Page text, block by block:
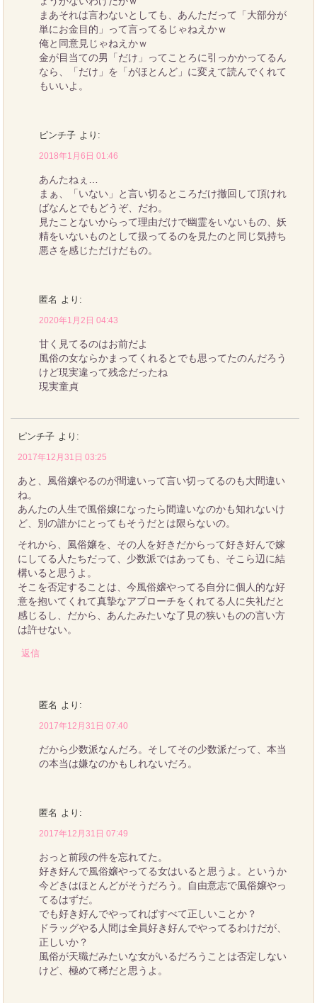
まあそれは言わないとしても、あんただって「大部分が
単にお金目的」って言ってるじゃねえかｗ
俺と同意見じゃねえかｗ
金が目当ての男「だけ」ってことろに引っかかってるん
なら、「だけ」を「がほとんど」に変えて読んでくれて
もいいよ。
ピンチ子 より:
2018年1月6日 01:46
あんたねぇ…
まぁ、「いない」と言い切るところだけ撤回して頂けれ
ばなんとでもどうぞ、だわ。
見たことないからって理由だけで幽霊をいないもの、妖
精をいないものとして扱ってるのを見たのと同じ気持ち
悪さを感じただけだもの。
匿名 より:
2020年1月2日 04:43
甘く見てるのはお前だよ
風俗の女ならかまってくれるとでも思ってたのんだろう
けど現実違って残念だったね
現実童貞
ピンチ子 より:
2017年12月31日 03:25
あと、風俗嬢やるのが間違いって言い切ってるのも大間違い
ね。
あんたの人生で風俗嬢になったら間違いなのかも知れないけ
ど、別の誰かにとってもそうだとは限らないの。
それから、風俗嬢を、その人を好きだからって好き好んで嫁
にしてる人たちだって、少数派ではあっても、そこら辺に結
構いると思うよ。
そこを否定することは、今風俗嬢やってる自分に個人的な好
意を抱いてくれて真摯なアプローチをくれてる人に失礼だと
感じるし、だから、あんたみたいな了見の狭いものの言い方
は許せない。
返信
匿名 より:
2017年12月31日 07:40
だから少数派なんだろ。そしてその少数派だって、本当
の本当は嫌なのかもしれないだろ。
匿名 より:
2017年12月31日 07:49
おっと前段の件を忘れてた。
好き好んで風俗嬢やってる女はいると思うよ。というか
今どきはほとんどがそうだろう。自由意志で風俗嬢やっ
てるはずだ。
でも好き好んでやってればすべて正しいことか？
ドラッグやる人間は全員好き好んでやってるわけだが、
正しいか？
風俗が天職だみたいな女がいるだろうことは否定しない
けど、極めて稀だと思うよ。